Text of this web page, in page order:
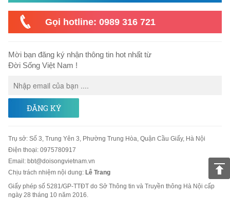
Gọi hotline: 0989 316 721
Mời bạn đăng ký nhận thông tin hot nhất từ
Đời Sống Việt Nam !
ĐĂNG KÝ
Trụ sở: Số 3, Trung Yên 3, Phường Trung Hòa, Quận Cầu Giấy, Hà Nội
Điện thoại: 0975780917
Email : bbt@doisongvietnam.vn
Chịu trách nhiệm nội dung: Lê Trang
Giấy phép số 5281/GP-TTĐT do Sở Thông tin và Truyền thông Hà Nội cấp
ngày 28 tháng 10 năm 2016.